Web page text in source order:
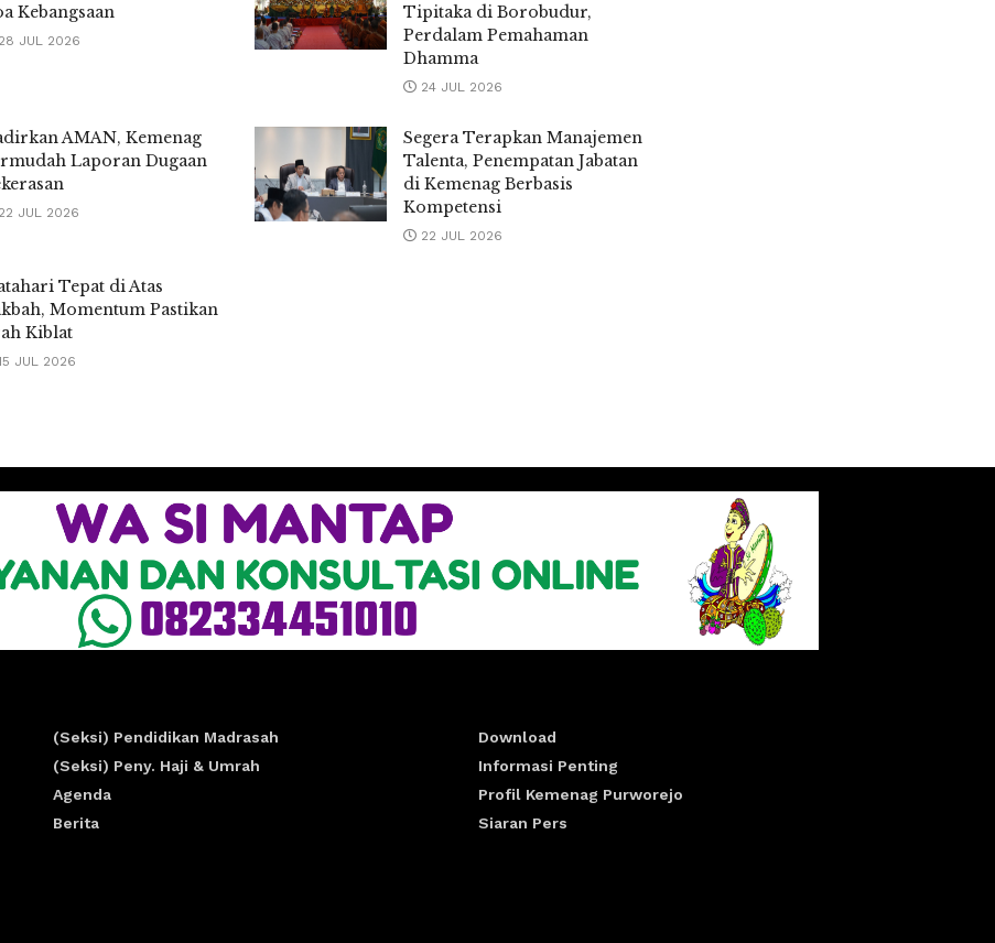
Kebangsaan
28 JUL 2026
Tipitaka di Borobudur,
Perdalam Pemahaman
Dhamma
24 JUL 2026
AMAN, Kemenag
Laporan Dugaan
22 JUL 2026
Segera Terapkan Manajemen
Talenta, Penempatan Jabatan
di Kemenag Berbasis
Kompetensi
22 JUL 2026
Tepat di Atas
Momentum Pastikan
Kiblat
JUL 2026
(Seksi) Pendidikan Madrasah
(Seksi) Peny. Haji & Umrah
Agenda
Berita
Download
Informasi Penting
Profil Kemenag Purworejo
Siaran Pers